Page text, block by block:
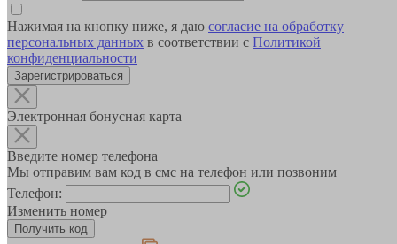
Нажимая на кнопку ниже, я даю согласие на обработку
персональных данных в соответствии с Политикой
конфиденциальности
Зарегистрироваться
Электронная бонусная карта
Введите номер телефона
Мы отправим вам код в смс на телефон или позвоним
Телефон:
Изменить номер